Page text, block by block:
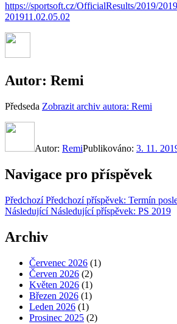
https://sportsoft.cz/OfficialResults/2019/
201911.02.05.02
Autor: Remi
Předseda Zobrazit archiv autora: Remi
Autor: RemiPublikováno: 3. 11.
Navigace pro příspěvek
Předchozí Předchozí příspěvek: Termín
Následující Následující příspěvek: PS 2019
Archiv
Červenec 2026 (1)
Červen 2026 (2)
Květen 2026 (1)
Březen 2026 (1)
Leden 2026 (1)
Prosinec 2025 (2)